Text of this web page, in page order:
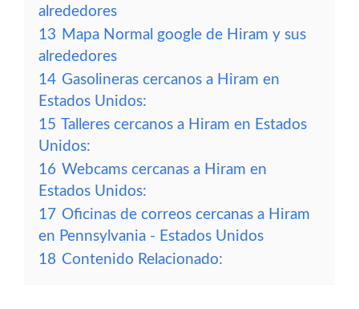
alrededores
13 Mapa Normal google de Hiram y sus
alrededores
14 Gasolineras cercanos a Hiram en
Estados Unidos:
15 Talleres cercanos a Hiram en Estados
Unidos:
16 Webcams cercanas a Hiram en
Estados Unidos:
17 Oficinas de correos cercanas a Hiram
en Pennsylvania - Estados Unidos
18 Contenido Relacionado: